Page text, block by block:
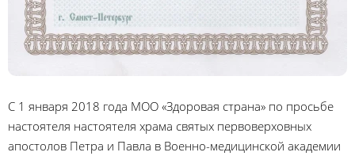
С 1 января 2018 года МОО «Здоровая страна» по просьбе
настоятеля настоятеля храма святых первоверховных
апостолов Петра и Павла в Военно-медицинской академии